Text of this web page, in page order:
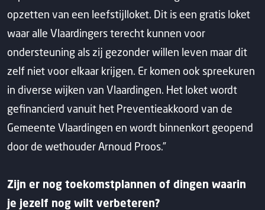
opzetten van een leefstijlloket. Dit is een gratis loket
waar alle Vlaardingers terecht kunnen voor
ondersteuning als zij gezonder willen leven maar dit
zelf niet voor elkaar krijgen. Er komen ook spreekuren
in diverse wijken van Vlaardingen. Het loket wordt
gefinancierd vanuit het Preventieakkoord van de
Gemeente Vlaardingen en wordt binnenkort geopend
door de wethouder Arnoud Proos.”
Zijn er nog toekomstplannen of dingen waarin
je jezelf nog wilt verbeteren?